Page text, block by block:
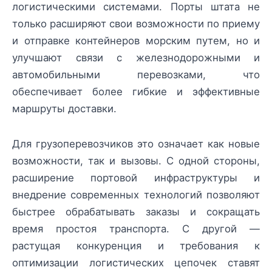
логистическими системами. Порты штата не
только расширяют свои возможности по приему
и отправке контейнеров морским путем, но и
улучшают связи с железнодорожными и
автомобильными перевозками, что
обеспечивает более гибкие и эффективные
маршруты доставки.
Для грузоперевозчиков это означает как новые
возможности, так и вызовы. С одной стороны,
расширение портовой инфраструктуры и
внедрение современных технологий позволяют
быстрее обрабатывать заказы и сокращать
время простоя транспорта. С другой —
растущая конкуренция и требования к
оптимизации логистических цепочек ставят